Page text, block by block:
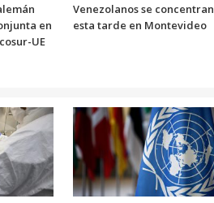
en
UE
Venezolanos se concentran
esta tarde en Montevideo